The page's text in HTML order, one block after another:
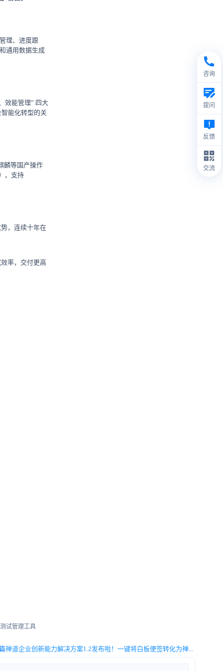
理、进度跟
通用数据生成
效能管理” 四大
能化转型的关
麟等国产操作
，支持
，连续十年在
率，交付更高
试管理工具
禅道企业创新能力解决方案1.2发布啦！一键将白板便签转化为禅...
咨询
提问
反馈
交流